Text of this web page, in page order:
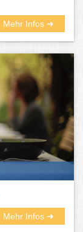
Mehr Infos ➜
Mehr Infos ➜